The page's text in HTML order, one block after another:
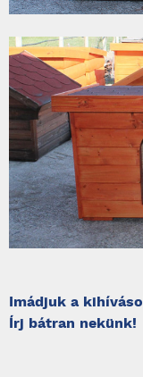
Imádjuk a
Írj bátran nekünk!